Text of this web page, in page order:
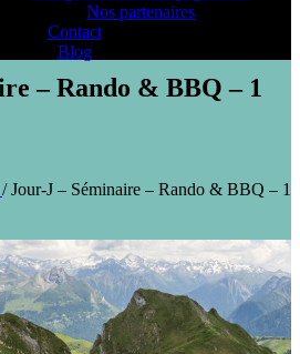
Nos partenaires
Contact
Blog
– Rando & BBQ – 1
/Jour-J – Séminaire – Rando & BBQ – 1